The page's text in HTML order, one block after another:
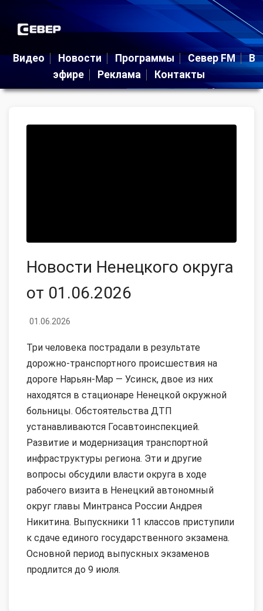
Видео Новости Программы Север FM
В
эфире
Реклама Контакты
Новости Ненецкого округа
от 01.06.2026
01.06.2026
Три человека пострадали в результате
дорожно-транспортного происшествия на
дороге Нарьян-Мар — Усинск, двое из них
находятся в стационаре Ненецкой окружной
больницы. Обстоятельства ДТП
устанавливаются Госавтоинспекцией.
Развитие и модернизация транспортной
инфраструктуры региона. Эти и другие
вопросы обсудили власти округа в ходе
рабочего визита в Ненецкий автономный
округ главы Минтранса России Андрея
Никитина. Выпускники 11 классов приступили
к сдаче единого государственного экзамена.
Основной период выпускных экзаменов
продлится до 9 июля.